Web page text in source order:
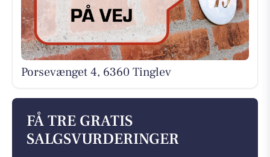
Porsevænget 4, 6360 Tinglev
FÅ TRE GRATIS
SALGSVURDERINGER